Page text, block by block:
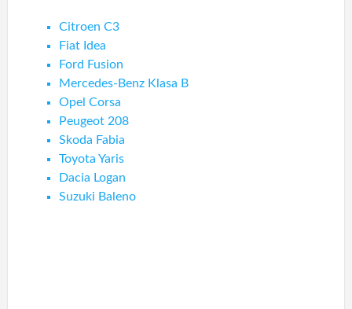
Citroen C3
Fiat Idea
Ford Fusion
Mercedes-Benz Klasa B
Opel Corsa
Peugeot 208
Skoda Fabia
Toyota Yaris
Dacia Logan
Suzuki Baleno